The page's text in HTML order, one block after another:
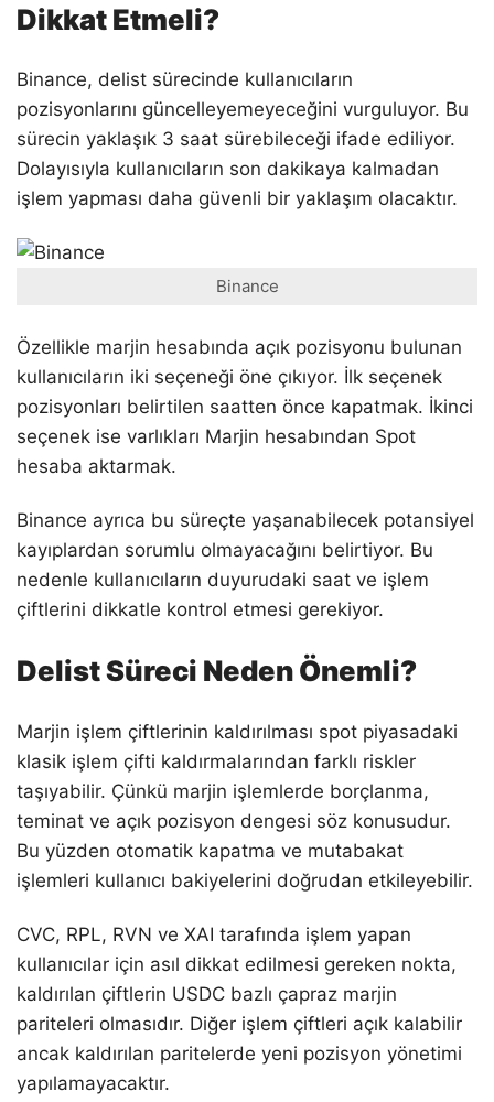
Dikkat Etmeli?
Binance, delist sürecinde kullanıcıların
pozisyonlarını güncelleyemeyeceğini vurguluyor. Bu
sürecin yaklaşık 3 saat sürebileceği ifade ediliyor.
Dolayısıyla kullanıcıların son dakikaya kalmadan
işlem yapması daha güvenli bir yaklaşım olacaktır.
Binance
Özellikle marjin hesabında açık pozisyonu bulunan
kullanıcıların iki seçeneği öne çıkıyor. İlk seçenek
pozisyonları belirtilen saatten önce kapatmak. İkinci
seçenek ise varlıkları Marjin hesabından Spot
hesaba aktarmak.
Binance ayrıca bu süreçte yaşanabilecek potansiyel
kayıplardan sorumlu olmayacağını belirtiyor. Bu
nedenle kullanıcıların duyurudaki saat ve işlem
çiftlerini dikkatle kontrol etmesi gerekiyor.
Delist Süreci Neden Önemli?
Marjin işlem çiftlerinin kaldırılması spot piyasadaki
klasik işlem çifti kaldırmalarından farklı riskler
taşıyabilir. Çünkü marjin işlemlerde borçlanma,
teminat ve açık pozisyon dengesi söz konusudur.
Bu yüzden otomatik kapatma ve mutabakat
işlemleri kullanıcı bakiyelerini doğrudan etkileyebilir.
CVC, RPL, RVN ve XAI tarafında işlem yapan
kullanıcılar için asıl dikkat edilmesi gereken nokta,
kaldırılan çiftlerin USDC bazlı çapraz marjin
pariteleri olmasıdır. Diğer işlem çiftleri açık kalabilir
ancak kaldırılan paritelerde yeni pozisyon yönetimi
yapılamayacaktır.